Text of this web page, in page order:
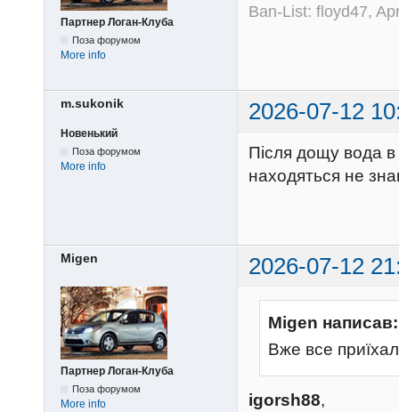
Партнер Логан-Клуба
Поза форумом
More info
Ban-List: floyd47,
m.sukonik 2026-07-12
Новенький
Поза форумом
More info
Після дощу вода в
находяться не
Migen 2026-07-12
Партнер Логан-Клуба
Поза форумом
More info
Migen написав:
Вже все
igorsh88,